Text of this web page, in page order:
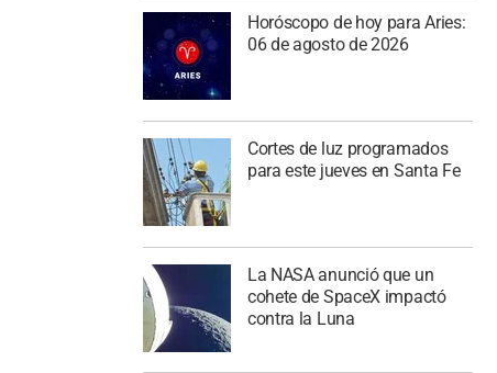
Horóscopo de hoy para Aries:
06 de agosto de 2026
Cortes de luz programados
para este jueves en Santa Fe
La NASA anunció que un
cohete de SpaceX impactó
contra la Luna